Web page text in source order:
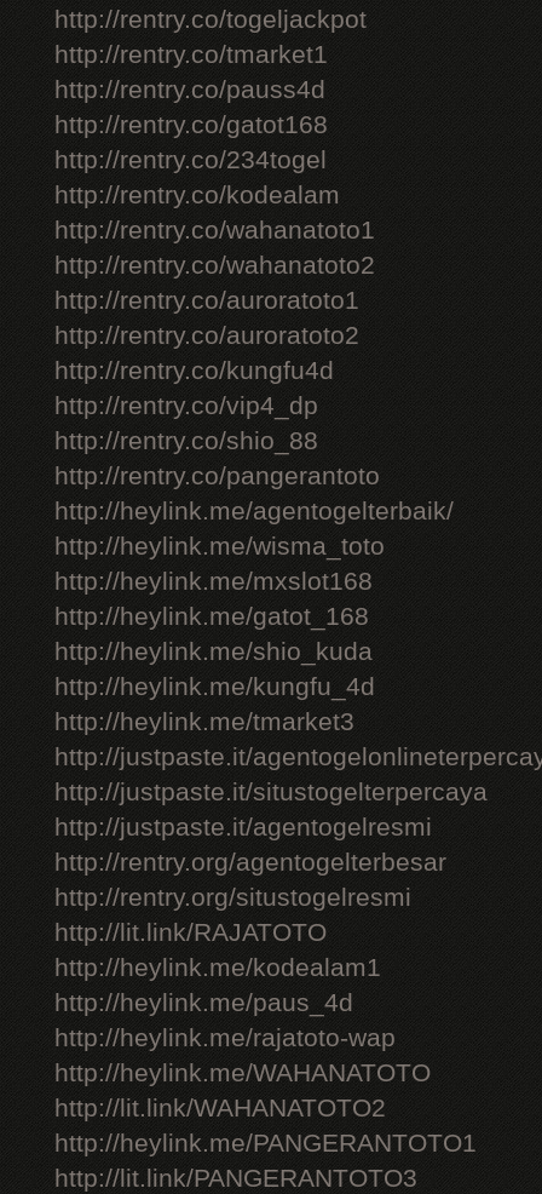
http://rentry.co/togeljackpot
http://rentry.co/tmarket1
http://rentry.co/pauss4d
http://rentry.co/gatot168
http://rentry.co/234togel
http://rentry.co/kodealam
http://rentry.co/wahanatoto1
http://rentry.co/wahanatoto2
http://rentry.co/auroratoto1
http://rentry.co/auroratoto2
http://rentry.co/kungfu4d
http://rentry.co/vip4_dp
http://rentry.co/shio_88
http://rentry.co/pangerantoto
http://heylink.me/agentogelterbaik/
http://heylink.me/wisma_toto
http://heylink.me/mxslot168
http://heylink.me/gatot_168
http://heylink.me/shio_kuda
http://heylink.me/kungfu_4d
http://heylink.me/tmarket3
http://justpaste.it/
http://justpaste.it/situstogelterpercaya
http://justpaste.it/agentogelresmi
http://rentry.org/agentogelterbesar
http://rentry.org/situstogelresmi
http://lit.link/RAJATOTO
http://heylink.me/kodealam1
http://heylink.me/paus_4d
http://heylink.me/rajatoto-wap
http://heylink.me/WAHANATOTO
http://lit.link/WAHANATOTO2
http://heylink.me/PANGERANTOTO1
http://lit.link/PANGERANTOTO3